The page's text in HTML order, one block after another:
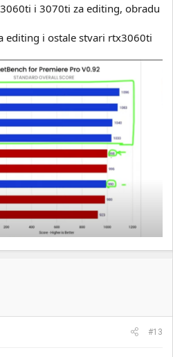
i 3070ti za editing, obradu
editing i ostale stvari rtx3060ti
#13